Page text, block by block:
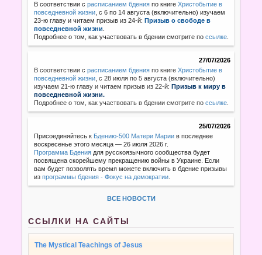
В соответствии срасписанием бдения по книгеХристобытие в
повседневной жизни , с 6 по 14 августа (включительно) изучаем
23-ю главу и читаем призыв из 24-й:Призыв о свободе в
повседневной жизни
Подробнее о том, как участвовать в бдении смотрите поссылке
27/07/2026
В соответствии с расписанием бдения по книгеХристобытие в
повседневной жизни с 28 июля по 5 августа (включительно)
изучаем 21-ю главу и читаем призыв из 22-й:Призыв к миру в
повседневной жизни.
Подробнее о том, как участвовать в бдении смотрите поссылке
25/07/2026
Присоединяйтесь к Бдению-500 Матери Марии в последнее
воскресенье этого месяца — 26 июля 2026 г.
Программа Бдения для русскоязычного сообщества будет
посвящена скорейшему прекращению войны в Украине. Если
вам будет позволять время можете включить в бдение призывы
изпрограммы бдения - Фокус на демократии
ВСЕ НОВОСТИ
ССЫЛКИ НА САЙТЫ
The Mystical Teachings of Jesus